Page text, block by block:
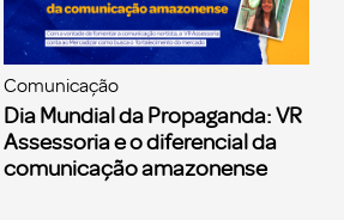
Comunicação
Dia Mundial da Propaganda: VR
Assessoria e o diferencial da
comunicação amazonense